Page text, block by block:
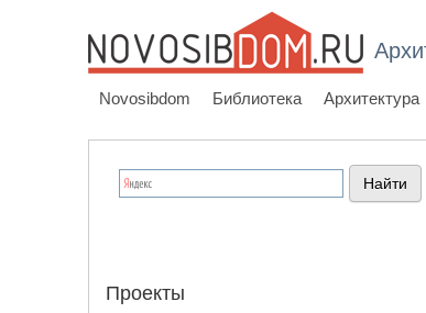
Novosibdom Библиотека Архитектура
Проекты